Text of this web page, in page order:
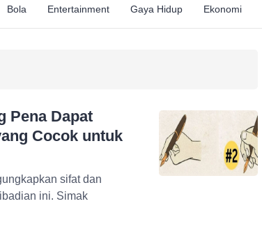
Bola Entertainment Gaya Hidup Ekonomi
Pena Dapat
Cocok untuk
sifat dan
ini. Simak